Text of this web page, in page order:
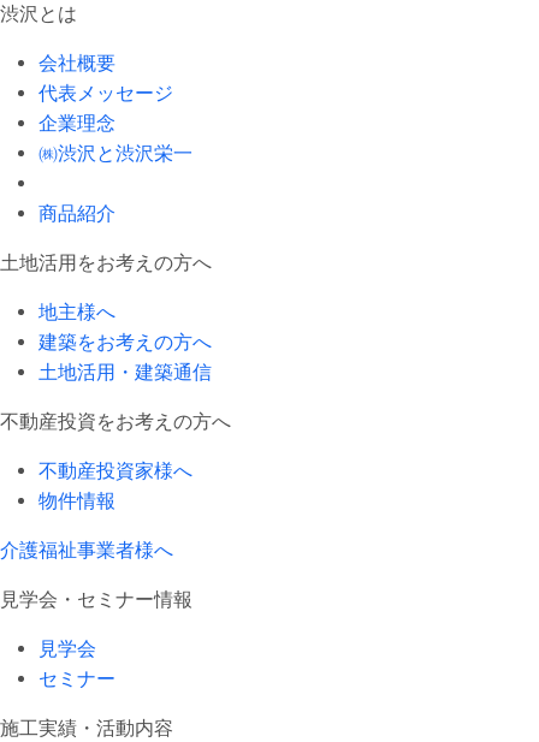
渋沢とは
会社概要
代表メッセージ
企業理念
㈱渋沢と渋沢栄一
商品紹介
土地活用をお考えの方へ
地主様へ
建築をお考えの方へ
土地活用・建築通信
不動産投資をお考えの方へ
不動産投資家様へ
物件情報
介護福祉事業者様へ
見学会・セミナー情報
見学会
セミナー
施工実績・活動内容